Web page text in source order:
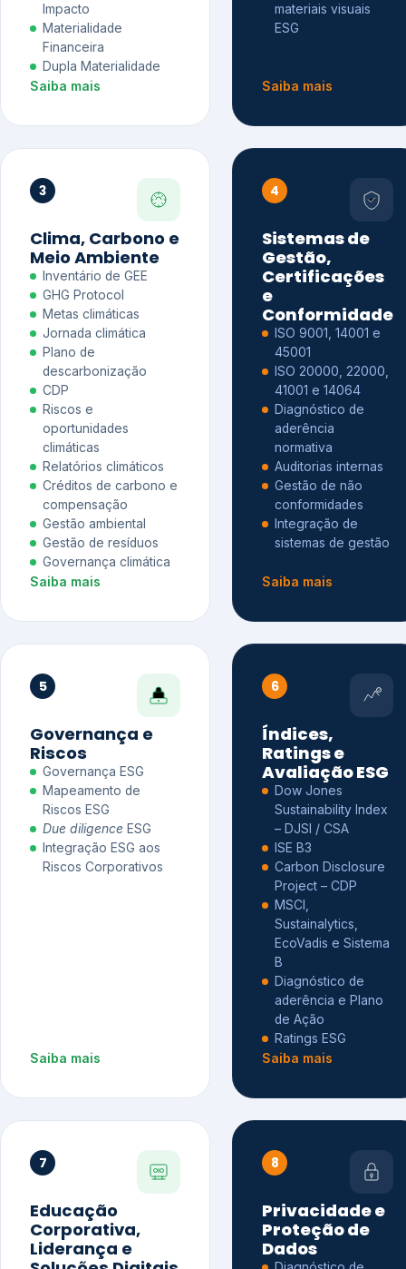
Impacto
Materialidade
Financeira
Dupla Materialidade
Saiba mais
materiais visuais
ESG
Saiba mais
3
Clima, Carbono e
Meio Ambiente
Inventário de GEE
GHG Protocol
Metas climáticas
Jornada climática
Plano de
descarbonização
CDP
Riscos e
oportunidades
climáticas
Relatórios climáticos
Créditos de carbono e
compensação
Gestão ambiental
Gestão de resíduos
Governança climática
Saiba mais
4
Sistemas de
Gestão,
Certificações
e
Conformidade
ISO 9001, 14001 e
45001
ISO 20000, 22000,
41001 e 14064
Diagnóstico de
aderência
normativa
Auditorias internas
Gestão de não
conformidades
Integração de
sistemas de gestão
Saiba mais
5
Governança e
Riscos
Governança ESG
Mapeamento de
Riscos ESG
Due diligence ESG
Integração ESG aos
Riscos Corporativos
Saiba mais
6
Índices,
Ratings e
Avaliação ESG
Dow Jones
Sustainability Index
– DJSI / CSA
ISE B3
Carbon Disclosure
Project – CDP
MSCI,
Sustainalytics,
EcoVadis e Sistema
B
Diagnóstico de
aderência e Plano
de Ação
Ratings ESG
Saiba mais
7
Educação
Corporativa,
Liderança e
8
Privacidade e
Proteção de
Dados